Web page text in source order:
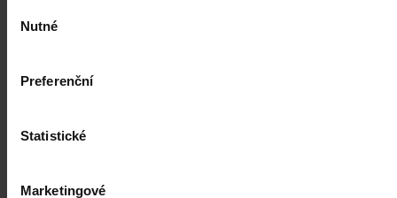
souhlasu
Nutné
Preferenční
Statistické
Marketingové